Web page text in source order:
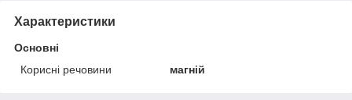
Характеристики
Основні
Корисні речовини
магній